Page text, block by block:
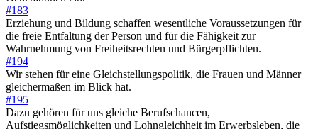
#183
Erziehung und Bildung schaffen wesentliche Voraussetzungen für
die freie Entfaltung der Person und für die Fähigkeit zur
Wahrnehmung von Freiheitsrechten und Bürgerpflichten.
#194
Wir stehen für eine Gleichstellungspolitik, die Frauen und Männer
gleichermaßen im Blick hat.
#195
Dazu gehören für uns gleiche Berufschancen,
Aufstiegsmöglichkeiten und Lohngleichheit im Erwerbsleben, die